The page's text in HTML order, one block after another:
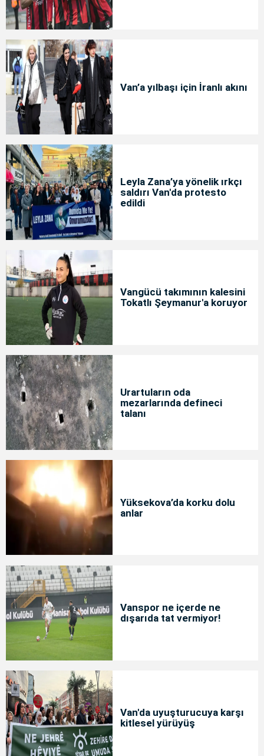
Van’a yılbaşı için İranlı akını
Leyla Zana’ya yönelik ırkçı
saldırı Van'da protesto
edildi
Vangücü takımının kalesini
Tokatlı Şeymanur'a koruyor
Urartuların oda
mezarlarında defineci
talanı
Yüksekova’da korku dolu
anlar
Vanspor ne içerde ne
dışarıda tat vermiyor!
Van'da uyuşturucuya karşı
kitlesel yürüyüş